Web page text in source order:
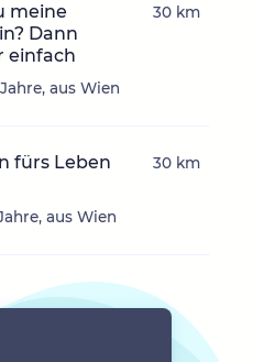
meine
Dann
einfach
aus Wien
30 km
fürs Leben
aus Wien
30 km